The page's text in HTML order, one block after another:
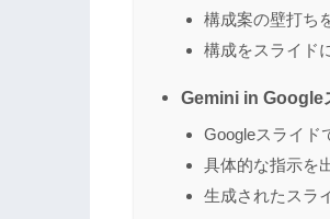
構成案の壁打ち
構成をスライド
Gemini in Google
Googleスライド
具体的な指示を
生成されたスラ